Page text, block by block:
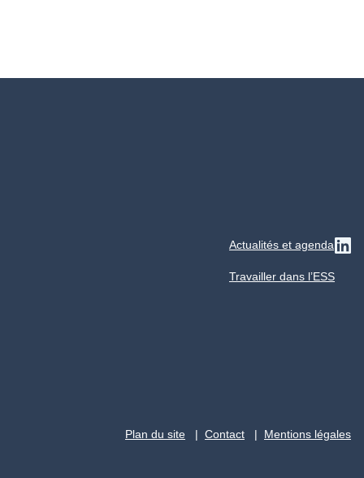
Actualités et agenda
Travailler dans l’ESS
Plan du site Contact Mentions légales